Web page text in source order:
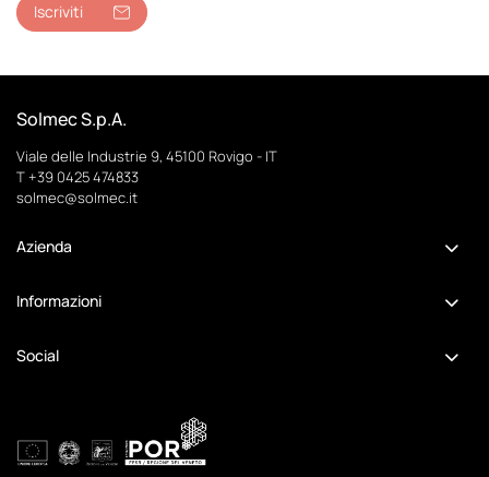
Iscriviti
Solmec S.p.A.
Viale delle Industrie 9, 45100 Rovigo - IT
T+39 0425 474833
solmec@solmec.it
Azienda
Informazioni
Social